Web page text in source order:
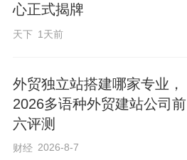
心正式揭牌
天下 1天前
外贸独立站搭建哪家专业，
2026多语种外贸建站公司前
六评测
财经 2026-8-7